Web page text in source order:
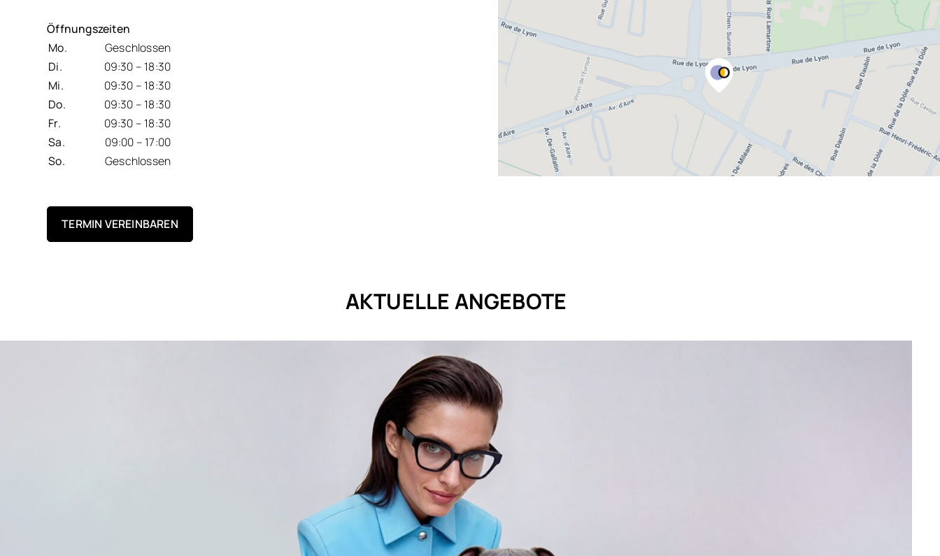
Öffnungszeiten
Mo.
Geschlossen
Di.
09:30 – 18:30
Mi.
09:30 – 18:30
Do.
09:30 – 18:30
Fr.
09:30 – 18:30
Sa.
09:00 – 17:00
So.
Geschlossen
TERMIN VEREINBAREN
AKTUELLE ANGEBOTE